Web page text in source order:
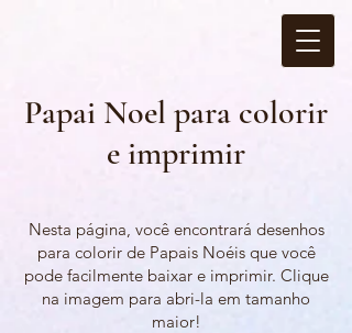
Papai Noel para colorir
e imprimir
Nesta página, você encontrará desenhos
para colorir de Papais Noéis que você
pode facilmente baixar e imprimir. Clique
na imagem para abri-la em tamanho
maior!